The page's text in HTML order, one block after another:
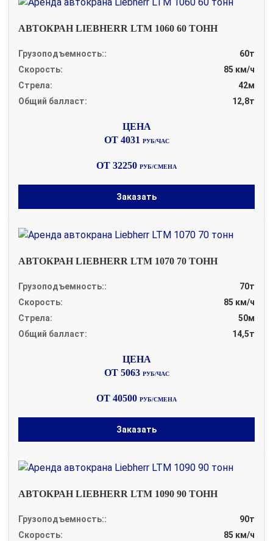
АВТОКРАН LIEBHERR LTM 1060 60 ТОНН
Грузоподъемность::
60т
Скорость:
85 км/ч
Стрела:
42м
Общий балласт:
12,8т
ОТ 4031 РУБ/ЧАС
ОТ 32250 РУБ/СМЕНА
Заказать
АВТОКРАН LIEBHERR LTM 1070 70 ТОНН
Грузоподъемность::
70т
Скорость:
85 км/ч
Стрела:
50м
Общий балласт:
14,5т
ОТ 5063 РУБ/ЧАС
ОТ 40500 РУБ/СМЕНА
Заказать
АВТОКРАН LIEBHERR LTM 1090 90 ТОНН
Грузоподъемность::
90т
Скорость:
85 км/ч